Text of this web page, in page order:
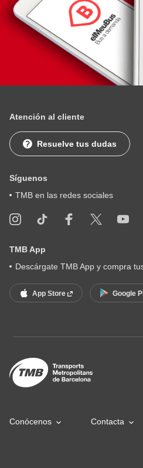
Atención al cliente
Resuelve tus dudas
Síguenos
TMB en las redes sociales
TMB App
Descárgate TMB App y compra
App Store Google
Conócenos Contacta